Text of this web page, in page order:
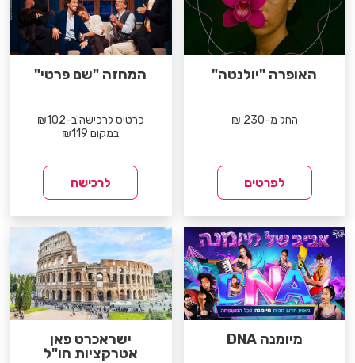
האופרה "יולנטה"
החל מ-230 ₪
לפרטים
המחזה "שם פרטי"
כרטיס לרכישה ב-₪102
במקום ₪119
לרכישה
מיומנה DNA
ישראכרט פאן
אטרקציות חו"ל